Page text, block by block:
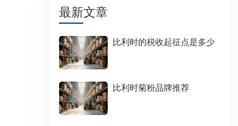
最新文章
比利时的税收起征点是多少
比利时菊粉品牌推荐